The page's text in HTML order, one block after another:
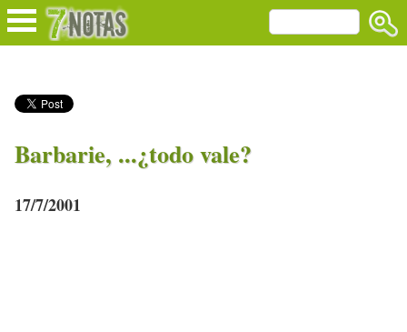
Barbarie, ...¿todo vale?
17/7/2001